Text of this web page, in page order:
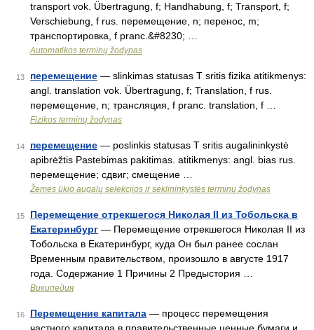
transport vok. Übertragung, f; Handhabung, f; Transport, f;
Verschiebung, f rus. перемещение, n; перенос, m;
транспортировка, f pranc.&#8230; …
Automatikos terminų žodynas
13 перемещение — slinkimas statusas T sritis fizika atitikmenys:
angl. translation vok. Übertragung, f; Translation, f rus.
перемещение, n; трансляция, f pranc. translation, f …
Fizikos terminų žodynas
14 перемещение — poslinkis statusas T sritis augalininkystė
apibrėžtis Pastebimas pakitimas. atitikmenys: angl. bias rus.
перемещение; сдвиг; смещение …
Žemės ūkio augalų selekcijos ir sėklininkystės terminų žodynas
15
Перемещение отрекшегося Николая II из Тобольска в
Екатеринбург — Перемещение отрекшегося Николая II из
Тобольска в Екатеринбург, куда Он был ранее сослан
Временным правительством, произошло в августе 1917
года. Содержание 1 Причины 2 Предыстория …
Википедия
16 Перемещение капитала — процесс перемещения